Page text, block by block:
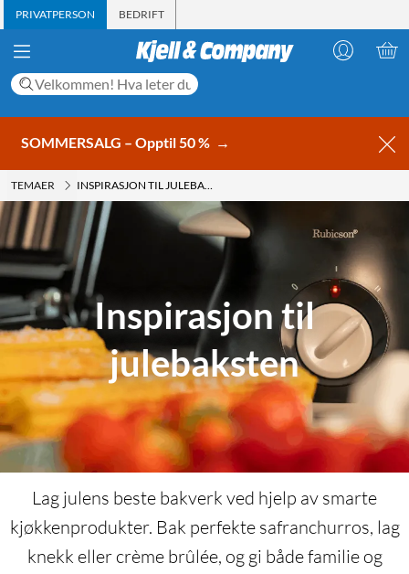
PRIVATPERSON BEDRIFT
SOMMERSALG – Opptil 50 % →
TEMAER INSPIRASJON TIL JULEBAKSTEN
Inspirasjon til
julebaksten
Lag julens beste bakverk ved hjelp av smarte
kjøkkenprodukter. Bak perfekte safranchurros, lag
knekk eller crème brûlée, og gi både familie og